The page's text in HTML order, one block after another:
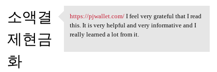
소액결
제현금
화
https://pjwallet.com/ I feel
https://pjwallet.com/I feel very grateful that I read
this. It is very helpful and very informative and I
really learned a lot from it.